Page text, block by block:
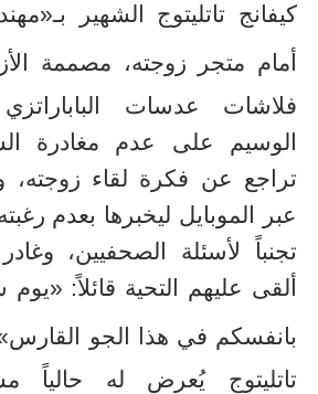
كيفانج تاتليتوج الشهير
أمام متجر زوجته، مصممة
فلاشات عدسات
الوسيم على عدم مغادرة
تراجع عن فكرة لقاء زوجته،
عبر الموبايل ليخبرها بعدم
تجنباً لأسئلة الصحفيين،
ألقى عليهم التحية قائلاً: «يوم
بانفسكم في هذا الجو
تاتليتوج يُعرض له حالياً